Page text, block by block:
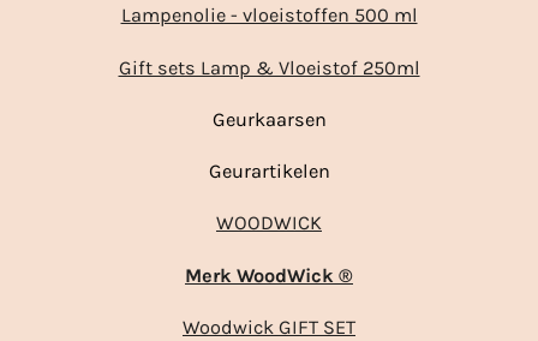
Lampenolie - vloeistoffen 500 ml
Gift sets Lamp & Vloeistof 250ml
Geurkaarsen
Geurartikelen
WOODWICK
Merk WoodWick ®
Woodwick GIFT SET